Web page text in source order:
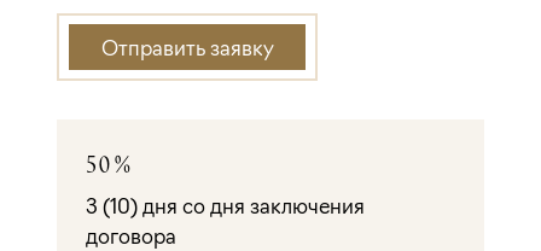
Отправить заявку
50%
3 (10) дня со дня заключения
договора